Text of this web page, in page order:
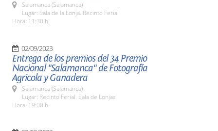
Salamanca (Salamanca)
Lugar: Sala de la Lonja. Recinto Ferial
Hora: 11:30 h.
02/09/2023
Entrega de los premios del 34 Premio
Nacional "Salamanca" de Fotografía
Agrícola y Ganadera
Salamanca (Salamanca)
Lugar: Recinto Ferial. Sala de Lonjas
Hora: 19:00 h.